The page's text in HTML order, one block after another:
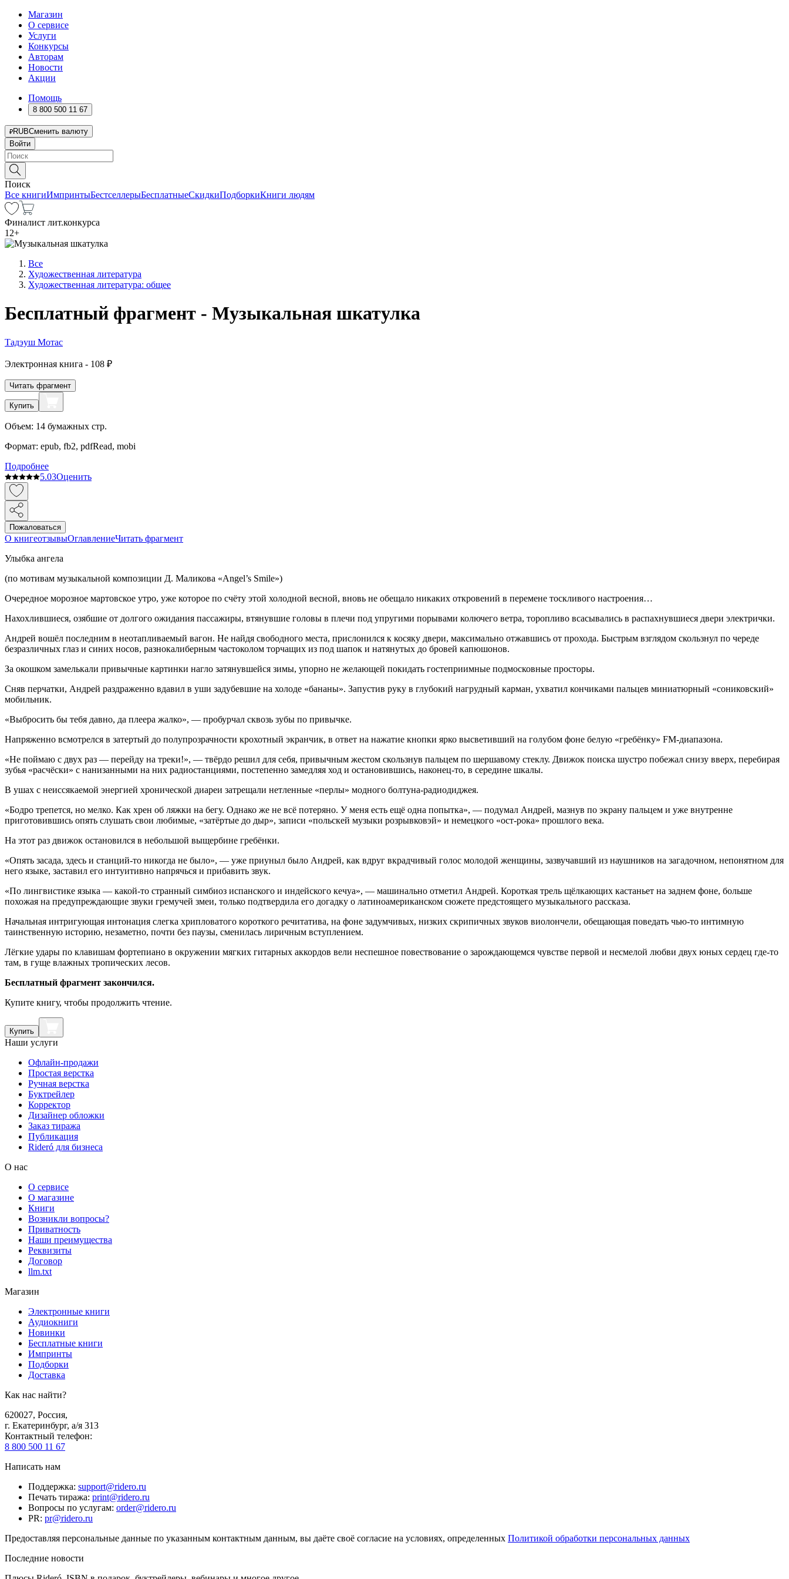
Магазин
О сервисе
Услуги
Конкурсы
Авторам
Новости
Акции
Помощь
8 800 500 11 67
RUBСменить валюту
Войти
Поиск
Все книгиИмпринтыБестселлерыБесплатныеСкидкиПодборкиКниги людям
Финалист лит.конкурса
12+
Все
Художественная литература
Художественная литература: общее
Бесплатный фрагмент - Музыкальная шкатулка
Тадэуш Мотас
Электронная книга - 108 ₽
Читать фрагмент
Купить
Объем: 14 бумажных стр.
Формат: epub, fb2, pdfRead, mobi
Подробнее
5.03Оценить
Пожаловаться
О книгеотзывыОглавлениеЧитать фрагмент
Улыбка ангела
(по мотивам музыкальной композиции Д. Маликова «Angel’s Smile»)
Очередное морозное мартовское утро, уже которое по счёту этой холодной весной, вновь не обещало никаких откровений в перемене тоскливого настроения…
Нахохлившиеся, озябшие от долгого ожидания пассажиры, втянувшие головы в плечи под упругими порывами колючего ветра, торопливо всасывались в распахнувшиеся двери электрички.
Андрей вошёл последним в неотапливаемый вагон. Не найдя свободного места, прислонился к косяку двери, максимально отжавшись от прохода. Быстрым взглядом скользнул по череде
безразличных глаз и синих носов, разнокалиберным частоколом торчащих из под шапок и натянутых до бровей капюшонов.
За окошком замелькали привычные картинки нагло затянувшейся зимы, упорно не желающей покидать гостеприимные подмосковные просторы.
Сняв перчатки, Андрей раздраженно вдавил в уши задубевшие на холоде «бананы». Запустив руку в глубокий нагрудный карман, ухватил кончиками пальцев миниатюрный «сониковский»
мобильник.
«Выбросить бы тебя давно, да плеера жалко», — пробурчал сквозь зубы по привычке.
Напряженно всмотрелся в затертый до полупрозрачности крохотный экранчик, в ответ на нажатие кнопки ярко высветивший на голубом фоне белую «гребёнку» FM-диапазона.
«Не поймаю с двух раз — перейду на треки!», — твёрдо решил для себя, привычным жестом скользнув пальцем по шершавому стеклу. Движок поиска шустро побежал снизу вверх, перебирая
зубья «расчёски» с нанизанными на них радиостанциями, постепенно замедляя ход и остановившись, наконец-то, в середине шкалы.
В ушах с неиссякаемой энергией хронической диареи затрещали нетленные «перлы» модного болтуна-радиодиджея.
«Бодро трепется, но мелко. Как хрен об ляжки на бегу. Однако же не всё потеряно. У меня есть ещё одна попытка», — подумал Андрей, мазнув по экрану пальцем и уже внутренне
приготовившись опять слушать свои любимые, «затёртые до дыр», записи «польскей музыки розрывковэй» и немецкого «ост-рока» прошлого века.
На этот раз движок остановился в небольшой выщербине гребёнки.
«Опять засада, здесь и станций-то никогда не было», — уже приуныл было Андрей, как вдруг вкрадчивый голос молодой женщины, зазвучавший из наушников на загадочном, непонятном для
него языке, заставил его интуитивно напрячься и прибавить звук.
«По лингвистике языка — какой-то странный симбиоз испанского и индейского кечуа», — машинально отметил Андрей. Короткая трель щёлкающих кастаньет на заднем фоне, больше
похожая на предупреждающие звуки гремучей змеи, только подтвердила его догадку о латиноамериканском сюжете предстоящего музыкального рассказа.
Начальная интригующая интонация слегка хрипловатого короткого речитатива, на фоне задумчивых, низких скрипичных звуков виолончели, обещающая поведать чью-то интимную
таинственную историю, незаметно, почти без паузы, сменилась лиричным вступлением.
Лёгкие удары по клавишам фортепиано в окружении мягких гитарных аккордов вели неспешное повествование о зарождающемся чувстве первой и несмелой любви двух юных сердец где-то
там, в гуще влажных тропических лесов.
Бесплатный фрагмент закончился.
Купите книгу, чтобы продолжить чтение.
Купить
Наши услуги
Офлайн-продажи
Простая верстка
Ручная верстка
Буктрейлер
Корректор
Дизайнер обложки
Заказ тиража
Публикация
Rideró для бизнеса
О нас
О сервисе
О магазине
Книги
Возникли вопросы?
Приватность
Наши преимущества
Реквизиты
Договор
llm.txt
Магазин
Электронные книги
Аудиокниги
Новинки
Бесплатные книги
Импринты
Подборки
Доставка
Как нас найти?
620027, Россия,
г. Екатеринбург, а/я 313
Контактный телефон:
8 800 500 11 67
Написать нам
Поддержка: support@ridero.ru
Печать тиража: print@ridero.ru
Вопросы по услугам: order@ridero.ru
PR: pr@ridero.ru
Предоставляя персональные данные по указанным контактным данным, вы даёте своё согласие на условиях, определенных Политикой обработки персональных данных
Последние новости